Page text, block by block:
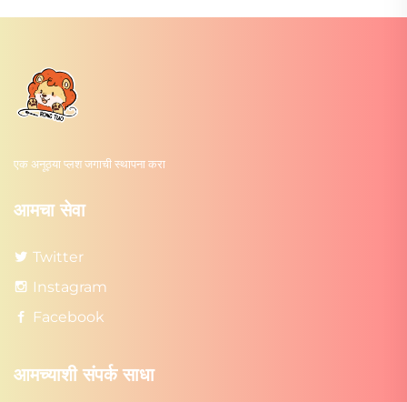
एक अनूठ्या प्लश जगाची स्थापना करा
आमचा सेवा
Twitter
Instagram
Facebook
आमच्याशी संपर्क साधा